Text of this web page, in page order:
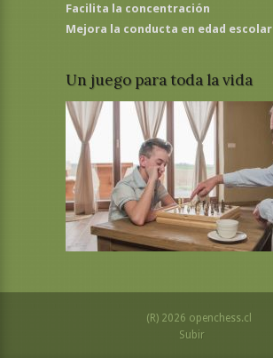
Facilita la concentración
Mejora la conducta en edad escolar
Un juego para toda la vida
(R) 2026 openchess.cl
Subir